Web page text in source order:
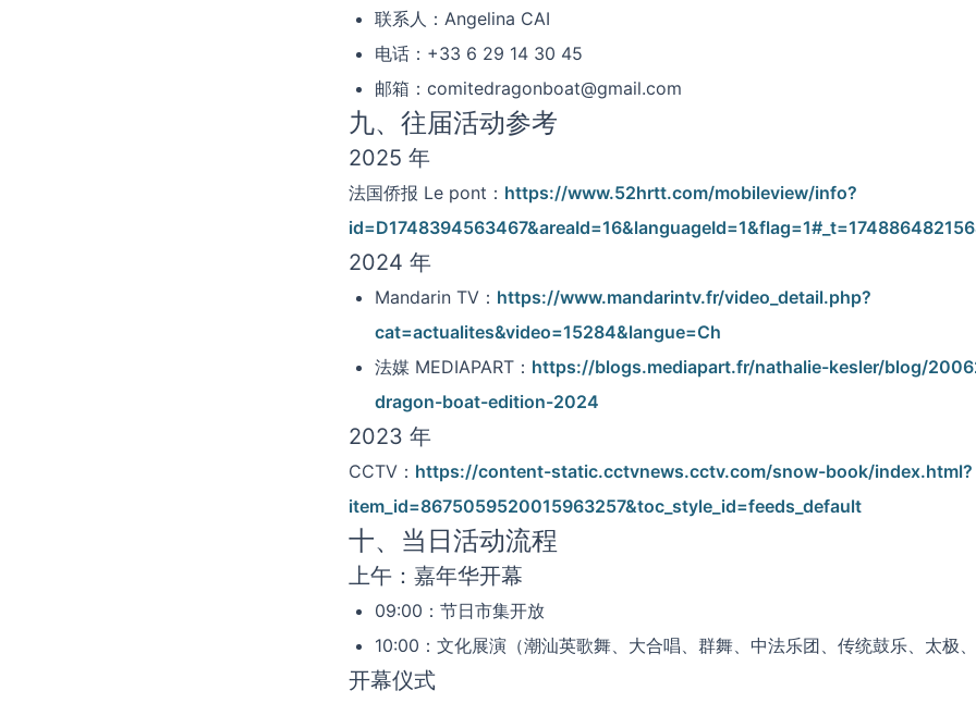
联系人：Angelina CAI
电话：+33 6 29 14 30 45
邮箱： comitedragonboat@gmail.com
九、往届活动参考
2025 年
法国侨报 Le pont： https://www.52hrtt.com/mobileview/info?
2024 年
Mandarin TV： https://www.mandarintv.fr/video_detail.php?
cat=actualites&video=15284&langue=Ch
法媒 MEDIAPART： https://blogs.mediapart.fr/nathalie-kesler/blog/
dragon-boat-edition-2024
2023 年
CCTV： https://content-static.cctvnews.cctv.com/snow-book/index.html?
item_id=8675059520015963257&toc_style_id=feeds_default
十、当日活动流程
上午：嘉年华开幕
09:00：节日市集开放
10:00：文化展演（潮汕英歌舞、大合唱、群舞、中法乐团、传统鼓乐、太极
开幕仪式